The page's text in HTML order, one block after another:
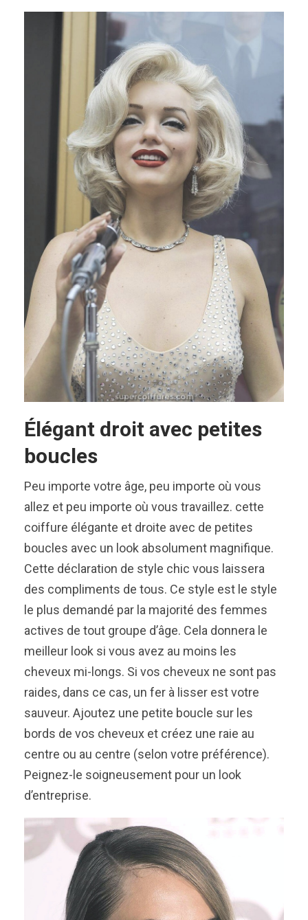
Élégant droit avec petites
boucles
Peu importe votre âge, peu importe où vous
allez et peu importe où vous travaillez. cette
coiffure élégante et droite avec de petites
boucles avec un look absolument magnifique.
Cette déclaration de style chic vous laissera
des compliments de tous. Ce style est le style
le plus demandé par la majorité des femmes
actives de tout groupe d’âge. Cela donnera le
meilleur look si vous avez au moins les
cheveux mi-longs. Si vos cheveux ne sont pas
raides, dans ce cas, un fer à lisser est votre
sauveur. Ajoutez une petite boucle sur les
bords de vos cheveux et créez une raie au
centre ou au centre (selon votre préférence).
Peignez-le soigneusement pour un look
d’entreprise.